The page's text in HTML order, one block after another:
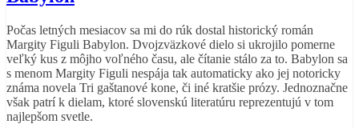
Počas letných mesiacov sa mi do rúk dostal historický román
Margity Figuli Babylon. Dvojzväzkové dielo si ukrojilo pomerne
veľký kus z môjho voľného času, ale čítanie stálo za to. Babylon sa
s menom Margity Figuli nespája tak automaticky ako jej notoricky
známa novela Tri gaštanové kone, či iné kratšie prózy. Jednoznačne
však patrí k dielam, ktoré slovenskú literatúru reprezentujú v tom
najlepšom svetle.